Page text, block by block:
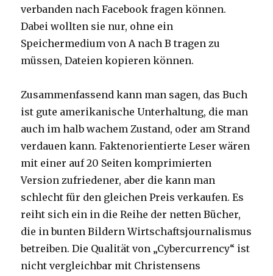
verbanden nach Facebook fragen können.
Dabei wollten sie nur, ohne ein
Speichermedium von A nach B tragen zu
müssen, Dateien kopieren können.
Zusammenfassend kann man sagen, das Buch
ist gute amerikanische Unterhaltung, die man
auch im halb wachem Zustand, oder am Strand
verdauen kann. Faktenorientierte Leser wären
mit einer auf 20 Seiten komprimierten
Version zufriedener, aber die kann man
schlecht für den gleichen Preis verkaufen. Es
reiht sich ein in die Reihe der netten Bücher,
die in bunten Bildern Wirtschaftsjournalismus
betreiben. Die Qualität von „Cybercurrency“ ist
nicht vergleichbar mit Christensens